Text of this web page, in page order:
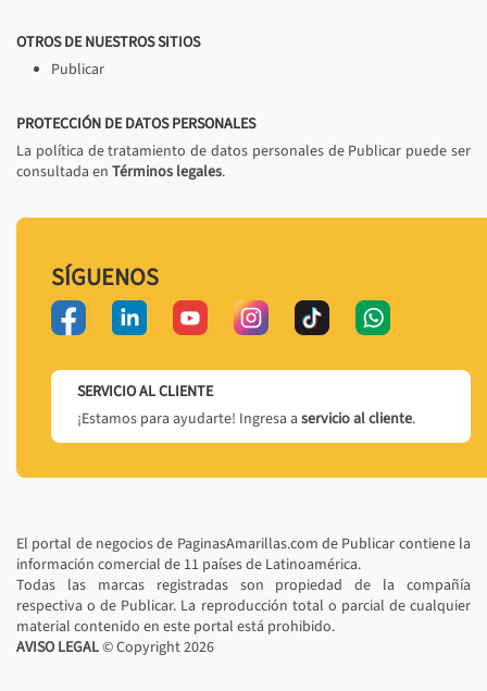
OTROS DE NUESTROS SITIOS
Publicar
PROTECCIÓN DE DATOS PERSONALES
La política de tratamiento de datos personales de Publicar puede ser
consultada en Términos legales.
SÍGUENOS
SERVICIO AL CLIENTE
¡Estamos para ayudarte! Ingresa a servicio al cliente.
El portal de negocios de PaginasAmarillas.com de Publicar contiene la
información comercial de 11 países de Latinoamérica.
Todas las marcas registradas son propiedad de la compañía
respectiva o de Publicar. La reproducción total o parcial de cualquier
material contenido en este portal está prohibido.
AVISO LEGAL© Copyright2026